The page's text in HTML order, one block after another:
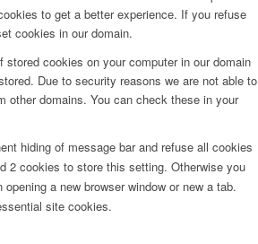
to get a better experience. If you refuse
cookies in our domain.
cookies on your computer in our domain
Due to security reasons we are not able to
other domains. You can check these in your
hiding of message bar and refuse all cookies
2 cookies to store this setting. Otherwise you
a new browser window or new a tab.
site cookies.